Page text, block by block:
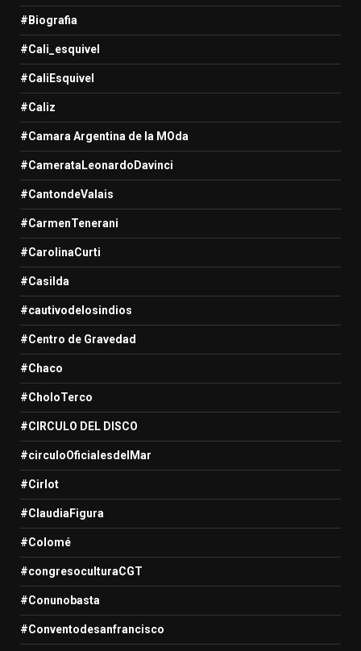
#Biografia
#Cali_esquivel
#CaliEsquivel
#Caliz
#Camara Argentina de la MOda
#CamerataLeonardoDavinci
#CantondeValais
#CarmenTenerani
#CarolinaCurti
#Casilda
#cautivodelosindios
#Centro de Gravedad
#Chaco
#CholoTerco
#CIRCULO DEL DISCO
#circuloOficialesdelMar
#Cirlot
#ClaudiaFigura
#Colomé
#congresoculturaCGT
#Conunobasta
#Conventodesanfrancisco